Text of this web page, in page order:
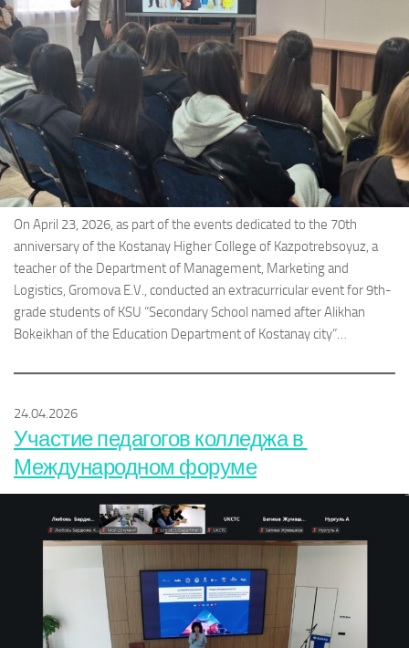
On April 23, 2026, as part of the events dedicated to the 70th
anniversary of the Kostanay Higher College of Kazpotrebsoyuz, a
teacher of the Department of Management, Marketing and
Logistics, Gromova E.V., conducted an extracurricular event for 9th-
grade students of KSU “Secondary School named after Alikhan
Bokeikhan of the Education Department of Kostanay city”…
24.04.2026
Участие педагогов колледжа в
Международном форуме